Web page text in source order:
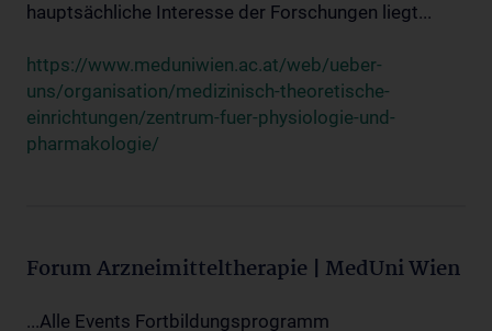
hauptsächliche Interesse der Forschungen liegt...
https://www.meduniwien.ac.at/web/ueber-
uns/organisation/medizinisch-theoretische-
einrichtungen/zentrum-fuer-physiologie-und-
pharmakologie/
Forum Arzneimitteltherapie | MedUni Wien
...Alle Events Fortbildungsprogramm